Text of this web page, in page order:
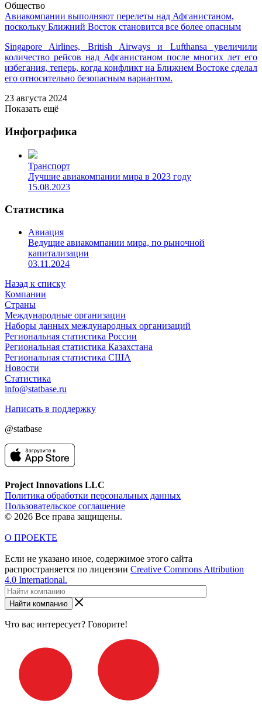
Общество
Авиакомпании выполняют перелеты над Афганистаном,
поскольку Ближний Восток становится все более опасным
Singapore Airlines, British Airways и Lufthansa увеличили
количество рейсов над Афганистаном после многих лет его
избегания, теперь, когда конфликт на Ближнем Востоке сделал
его относительно безопасным вариантом.
23 августа 2024
Показать ещё
Инфографика
Транспорт
Лучшие авиакомпании мира в 2023 году
15.08.2023
Статистика
Авиация
Ведущие авиакомпании мира, по рыночной
капитализации
03.11.2024
Назад к списку
Компании
Страны
Международные организации
Наборы данных международных организаций
Региональная статистика России
Региональная статистика Казахстана
Региональная статистика США
Новости
Статистика
info@statbase.ru
Написать в поддержку
@statbase
Project Innovations LLC
Политика обработки персональных данных
Пользовательское соглашение
© 2026 Все права защищены.
О ПРОЕКТЕ
Если не указано иное, содержимое этого сайта
распространяется по лицензии Creative Commons Attribution
4.0 International.
Найти компанию
Что вас интересует? Говорите!